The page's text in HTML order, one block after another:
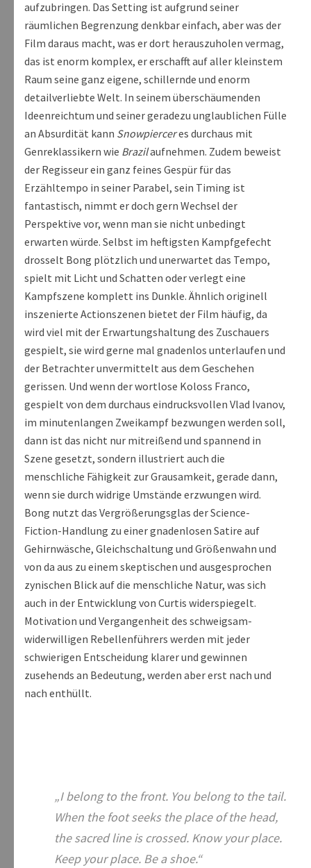
aufzubringen. Das Setting ist aufgrund seiner
räumlichen Begrenzung denkbar einfach, aber was der
Film daraus macht, was er dort herauszuholen vermag,
das ist enorm komplex, er erschafft auf aller kleinstem
Raum seine ganz eigene, schillernde und enorm
detailverliebte Welt. In seinem überschäumenden
Ideenreichtum und seiner geradezu unglaublichen Fülle
an Absurdität kann Snowpierceres durchaus mit
Genreklassikern wie Brazilaufnehmen. Zudem beweist
der Regisseur ein ganz feines Gespür für das
Erzähltempo in seiner Parabel, sein Timing ist
fantastisch, nimmt er doch gern Wechsel der
Perspektive vor, wenn man sie nicht unbedingt
erwarten würde. Selbst im heftigsten Kampfgefecht
drosselt Bong plötzlich und unerwartet das Tempo,
spielt mit Licht und Schatten oder verlegt eine
Kampfszene komplett ins Dunkle. Ähnlich originell
inszenierte Actionszenen bietet der Film häufig, da
wird viel mit der Erwartungshaltung des Zuschauers
gespielt, sie wird gerne mal gnadenlos unterlaufen und
der Betrachter unvermittelt aus dem Geschehen
gerissen. Und wenn der wortlose Koloss Franco,
gespielt von dem durchaus eindrucksvollen Vlad Ivanov,
im minutenlangen Zweikampf bezwungen werden soll,
dann ist das nicht nur mitreißend und spannend in
Szene gesetzt, sondern illustriert auch die
menschliche Fähigkeit zur Grausamkeit, gerade dann,
wenn sie durch widrige Umstände erzwungen wird.
Bong nutzt das Vergrößerungsglas der Science-
Fiction-Handlung zu einer gnadenlosen Satire auf
Gehirnwäsche, Gleichschaltung und Größenwahn und
von da aus zu einem skeptischen und ausgesprochen
zynischen Blick auf die menschliche Natur, was sich
auch in der Entwicklung von Curtis widerspiegelt.
Motivation und Vergangenheit des schweigsam-
widerwilligen Rebellenführers werden mit jeder
schwierigen Entscheidung klarer und gewinnen
zusehends an Bedeutung, werden aber erst nach und
nach enthüllt.
„I belong to the front. You belong to the tail.
When the foot seeks the place of the head,
the sacred line is crossed. Know your place.
Keep your place. Be a shoe.“